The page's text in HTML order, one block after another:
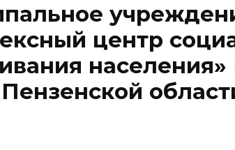
центр
населения»